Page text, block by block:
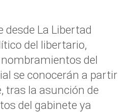
desde La Libertad
del libertario,
del
se conocerán a partir
tras la asunción de
del gabinete ya